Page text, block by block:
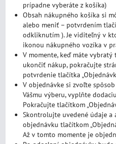
prípadne vyberáte z košíka)
Obsah nákupného košíka si
alebo meniť – potvrdením
odkliknutím ). Je viditeľný v
ikonou nákupného vozíka v
V momente, keď máte vybratý
ukončiť nákup, pokračujte
potvrdenie tlačítka
V objednávke si zvoľte
Vášmu výberu, vyplňte
Pokračujte tlačítkom
Skontrolujte uvedené údaje a
objednávku tlačítkom
Až v tomto momente je